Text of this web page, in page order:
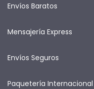
Envíos Baratos
Mensajería Express
Envíos Seguros
Paquetería Internacional